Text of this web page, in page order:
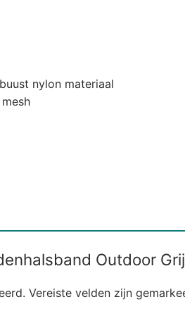
nylon materiaal
Outdoor
Vereiste velden zijn